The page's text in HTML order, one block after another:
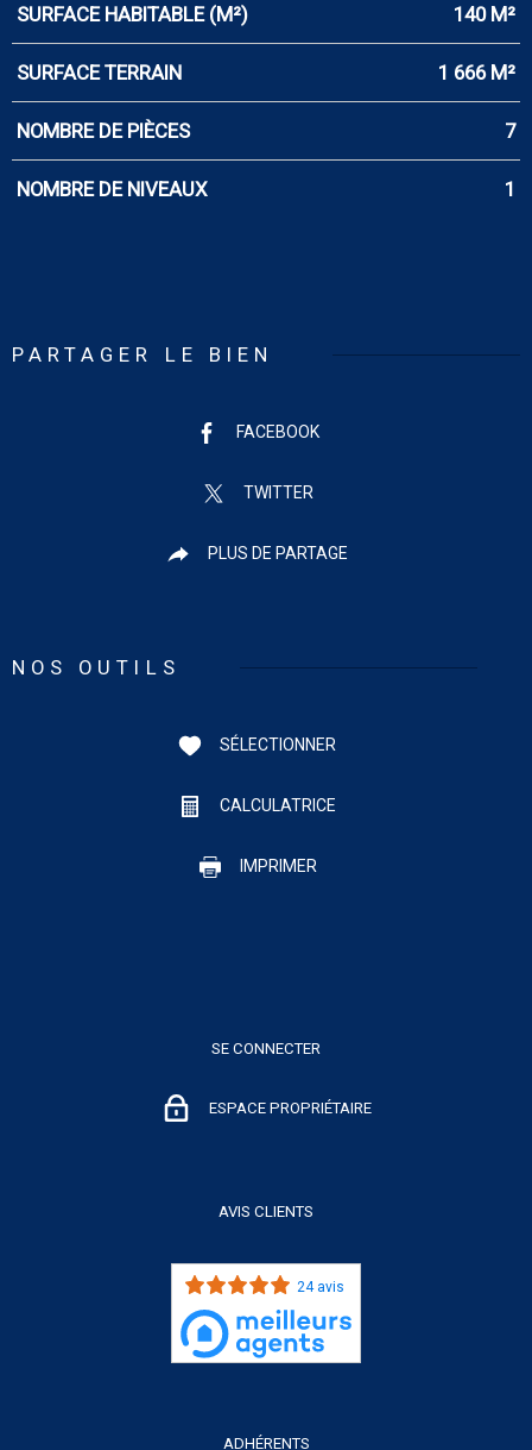
SURFACE HABITABLE (M²) 140 M²
SURFACE TERRAIN 1 666 M²
NOMBRE DE PIÈCES 7
NOMBRE DE NIVEAUX 1
PARTAGER LE BIEN
FACEBOOK
TWITTER
PLUS DE PARTAGE
NOS OUTILS
SÉLECTIONNER
CALCULATRICE
IMPRIMER
SE CONNECTER
ESPACE PROPRIÉTAIRE
AVIS CLIENTS
24 avis
ADHÉRENTS